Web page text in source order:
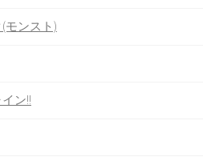
モンスト)
ン!!